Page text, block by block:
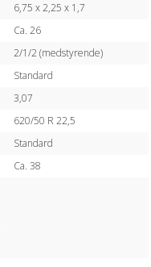
6,75 x 2,25 x 1,7
Ca. 26
2/1/2 (medstyrende)
Standard
3,07
620/50 R 22,5
Standard
Ca. 38